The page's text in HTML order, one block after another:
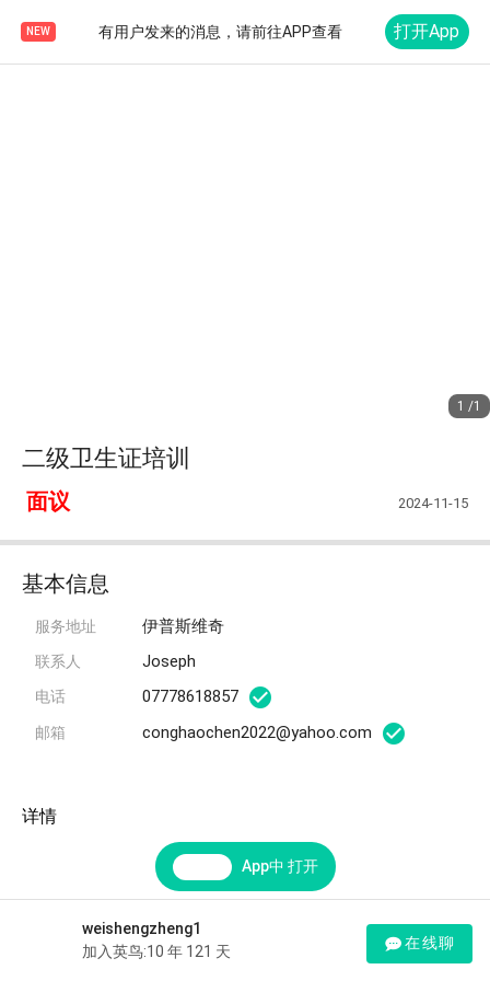
NEW 有用户发来的消息，请前往APP查看 打开App
1 /1
二级卫生证培训
面议 2024-11-15
基本信息
服务地址 伊普斯维奇
联系人 Joseph
电话 07778618857
邮箱 conghaochen2022@yahoo.com
详情
App中 打开
weishengzheng1
加入英鸟:10 年 121 天
在线聊